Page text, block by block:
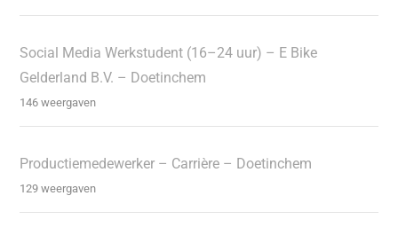
Social Media Werkstudent (16–24 uur) – E Bike
Gelderland B.V. – Doetinchem
146 weergaven
Productiemedewerker – Carrière – Doetinchem
129 weergaven